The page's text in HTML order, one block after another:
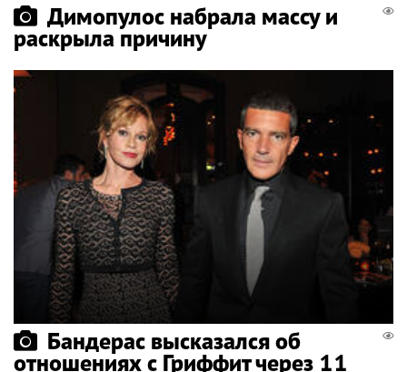
Димопулос набрала массу и
раскрыла причину
Бандерас высказался об
отношениях с Гриффит через 11